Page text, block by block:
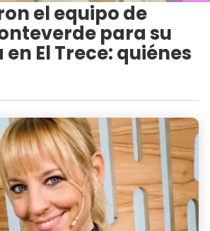
el equipo de
para su
El Trece: quiénes